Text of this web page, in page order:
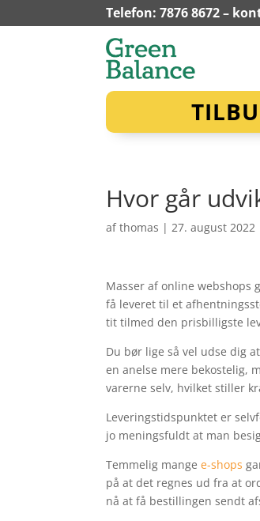
Telefon: 7876 8672 –
Hvor går
afthomas | 27. august 2022
Masser af online webshops
få leveret til et
tit tilmed den prisbilligste
Du bør lige så vel udse dig
en anelse mere bekostelig,
varerne selv, hvilket stiller
Leveringstidspunktet er
jo meningsfuldt at man
Temmelig mangee-shops
på at det regnes ud fra at
nå at få bestillingen sendt